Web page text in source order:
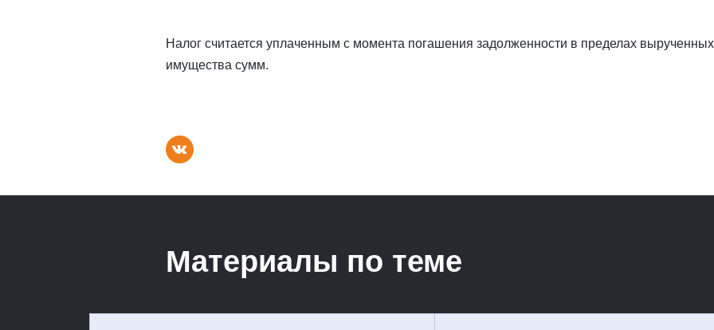
Налог считается уплаченным с момента погашения задолженности в пределах
имущества сумм.
Материалы по теме